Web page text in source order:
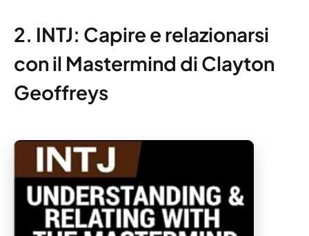
2. INTJ: Capire e relazionarsi
con il Mastermind di Clayton
Geoffreys